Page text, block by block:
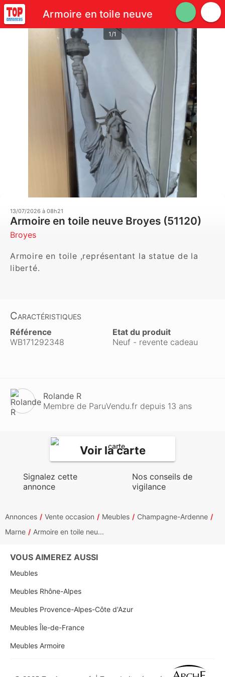
Armoire en toile neuve
1/1
13/07/2026 à 08h21
Armoire en toile neuve Broyes (51120)
Broyes
Armoire en toile ,représentant la statue de la
liberté.
Caractéristiques
Référence
WB171292348
Etat du produit
Neuf - revente cadeau
Rolande R
Membre de ParuVendu.fr depuis 13 ans
Voir la carte
Signalez cette
annonce
Nos conseils de
vigilance
Annonces Vente occasion Meubles
Champagne-Ardenne
Marne
Armoire en toile neu...
VOUS AIMEREZ AUSSI
Meubles
Meubles Rhône-Alpes
Meubles Provence-Alpes-Côte d'Azur
Meubles Île-de-France
Meubles Armoire